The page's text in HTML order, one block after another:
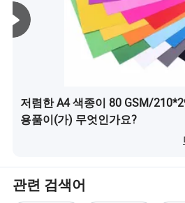
저렴한 A4 색종이 80 GSM/
용품이(가) 무엇인가요?
관련 검색어